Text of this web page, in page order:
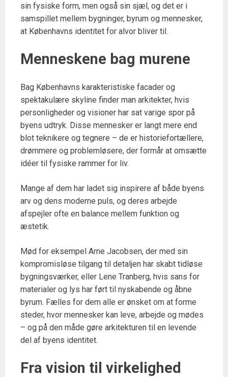
sin fysiske form, men også sin sjæl, og det er i
samspillet mellem bygninger, byrum og mennesker,
at Københavns identitet for alvor bliver til.
Menneskene bag murene
Bag Københavns karakteristiske facader og
spektakulære skyline finder man arkitekter, hvis
personligheder og visioner har sat varige spor på
byens udtryk. Disse mennesker er langt mere end
blot teknikere og tegnere – de er historiefortællere,
drømmere og problemløsere, der formår at omsætte
idéer til fysiske rammer for liv.
Mange af dem har ladet sig inspirere af både byens
arv og dens moderne puls, og deres arbejde
afspejler ofte en balance mellem funktion og
æstetik.
Mød for eksempel Arne Jacobsen, der med sin
kompromisløse tilgang til detaljen har skabt tidløse
bygningsværker, eller Lene Tranberg, hvis sans for
materialer og lys har ført til nyskabende og åbne
byrum. Fælles for dem alle er ønsket om at forme
steder, hvor mennesker kan leve, arbejde og mødes
– og på den måde gøre arkitekturen til en levende
del af byens identitet.
Fra vision til virkelighed